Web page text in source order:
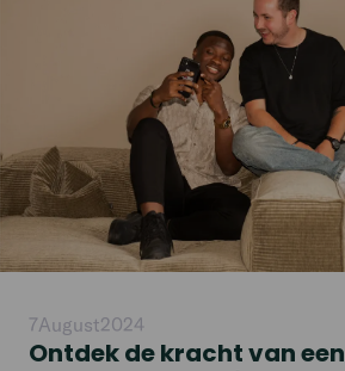
7August2024
Ontdek de kracht van een